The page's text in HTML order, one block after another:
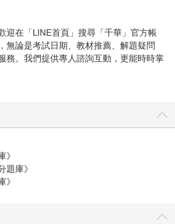
迎在「LINE首頁」搜尋「千華」官方帳
無論是考試日期、教材推薦、解題疑問
務。我們提供專人諮詢互動，更能時時掌
》
題庫》
》